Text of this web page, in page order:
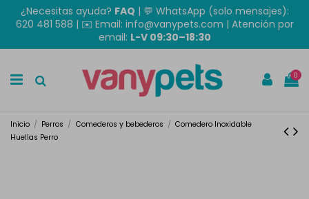
¿Necesitas ayuda? FAQ | 💬 WhatsApp (solo mensajes):
620 481 588 | ✉️ Email: info@vanypets.com | Atención por
email: L-V 09:30–18:30
0
Inicio Perros Comederos y bebederos
Comedero Inoxidable
Huellas Perro